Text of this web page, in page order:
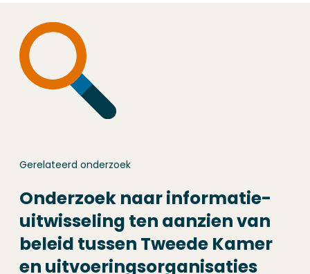
Gerelateerd onderzoek
Onderzoek naar informatie­
uitwisseling ten aanzien van
beleid tussen Tweede Kamer
en uitvoerings­organisaties